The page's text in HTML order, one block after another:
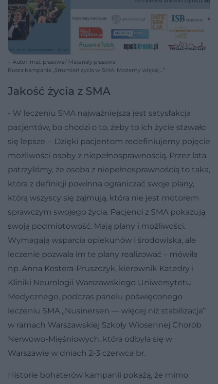
Autor: mat. prasowe/ Materiały prasowe
Rusza kampania „Strumień życia w SMA. Możemy więcej…”
Jakość życia z SMA
- W leczeniu SMA najważniejsza jest satysfakcja
pacjentów, bo chodzi o to, żeby to ich życie stawało
się lepsze. – Dzięki pacjentom redefiniujemy pojęcie
możliwości osoby z niepełnosprawnością. Przez lata
patrzyliśmy, że osoba z niepełnosprawnością to taka,
która z definicji powinna ograniczać swoje plany,
którą wszyscy się zajmują, która nie jest motorem
sprawczym swojego życia. Pacjenci z SMA pokazują
swoją podmiotowość. Mają plany i możliwości.
Wymagają wsparcia opiekunów i środowiska, ale
leczenie pozwala im te plany realizować – mówiła
np. Anna Kostera-Pruszczyk, kierownik Katedry i
Kliniki Neurologii Warszawskiego Uniwersytetu
Medycznego, podczas panelu poświęconego
leczeniu SMA „Nusinersen — więcej niż stabilizacja”
w ramach Warszawskiej Szkoły Wiosennej Chorób
Nerwowo-Mięśniowych, która odbyła się w
Warszawie w dniach 2-3 czerwca br.
Historie bohaterów kampanii pokażą, że mimo